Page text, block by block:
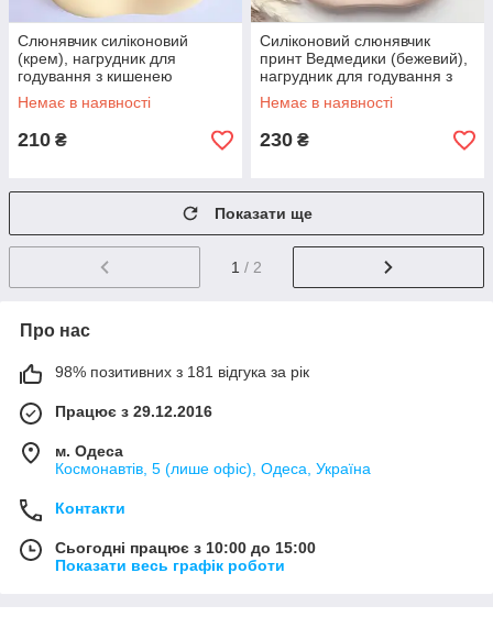
Слюнявчик силіконовий
(крем), нагрудник для
годування з кишенею
Немає в наявності
210 ₴
Силіконовий слюнявчик
принт Ведмедики (бежевий),
нагрудник для годування з
кишенею
Немає в наявності
230 ₴
Показати ще
1 / 2
Про нас
98% позитивних з 181 відгука за рік
Працює з 29.12.2016
м. Одеса
Космонавтів, 5 (лише офіс), Одеса, Україна
Контакти
Сьогодні працює з 10:00 до 15:00
Показати весь графік роботи